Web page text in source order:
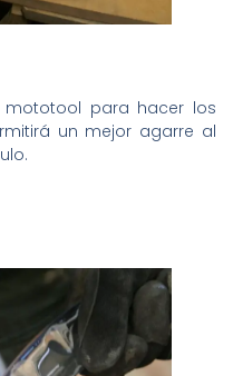
mototool para hacer los
un mejor agarre al